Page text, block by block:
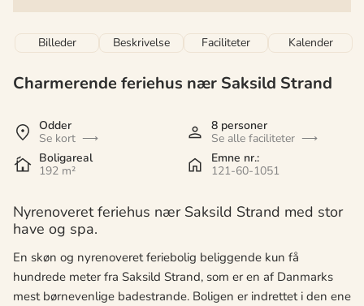
Billeder Beskrivelse Faciliteter Kalender
Charmerende feriehus nær Saksild Strand
Odder
Se kort
8 personer
Se alle faciliteter
Boligareal
192 m²
Emne nr.:
121-60-1051
Nyrenoveret feriehus nær Saksild Strand med stor
have og spa.
En skøn og nyrenoveret feriebolig beliggende kun få
hundrede meter fra Saksild Strand, som er en af Danmarks
mest børnevenlige badestrande. Boligen er indrettet i den ene